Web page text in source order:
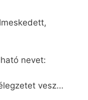
nevet:
vesz…